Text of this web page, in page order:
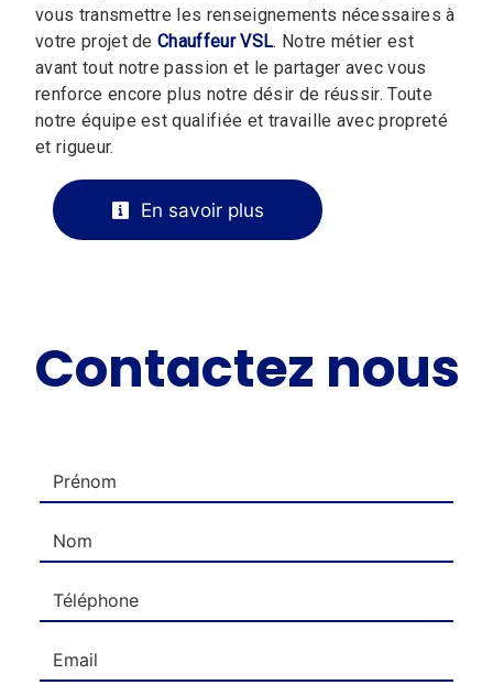
vous transmettre les renseignements nécessaires à
votre projet deChauffeur VSL. Notre métier est
avant tout notre passion et le partager avec vous
renforce encore plus notre désir de réussir. Toute
notre équipe est qualifiée et travaille avec propreté
et rigueur.
En savoir plus
Contactez nous